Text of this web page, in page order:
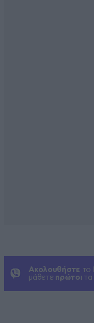
Ακολουθήστε το
μάθετε πρώτοι τα